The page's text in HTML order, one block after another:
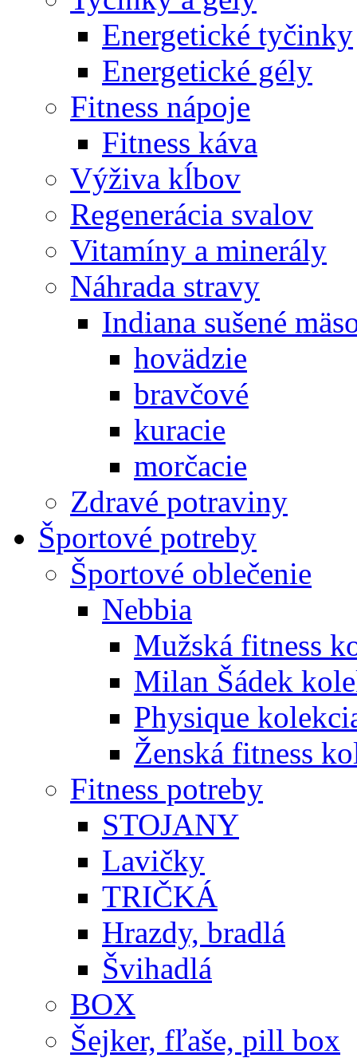
Energetické tyčinky
Energetické gély
Fitness nápoje
Fitness káva
Výživa kĺbov
Regenerácia svalov
Vitamíny a minerály
Náhrada stravy
Indiana sušené
hovädzie
bravčové
kuracie
morčacie
Zdravé potraviny
Športové potreby
Športové oblečenie
Nebbia
Mužská fitness
Milan Šádek
Physique
Ženská fitness
Fitness potreby
STOJANY
Lavičky
TRIČKÁ
Hrazdy, bradlá
Švihadlá
BOX
Šejker, fľaše, pill box